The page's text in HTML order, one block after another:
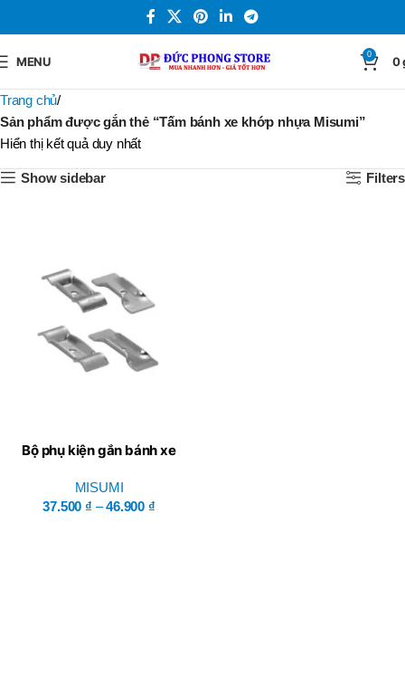
MENU 0 0
Trang chủ
Sản phẩm được gắn thẻ “Tấm bánh xe khớp nhựa Misumi”
Hiển thị kết quả duy nhất
Show sidebar Filters
Bộ phụ kiện gắn bánh xe
MISUMI
37.500 ₫ – 46.900 ₫